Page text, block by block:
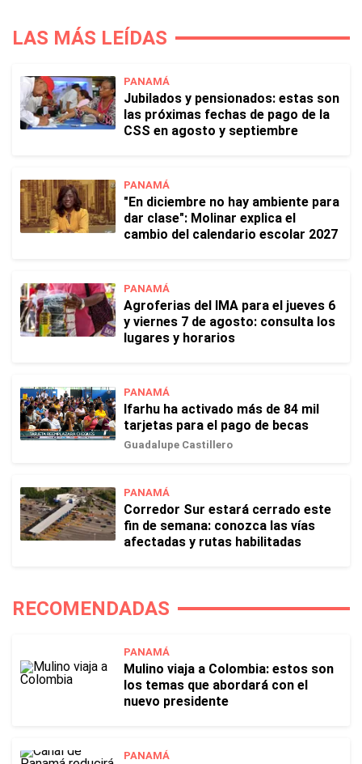
LAS MÁS LEÍDAS
PANAMÁ
Jubilados y pensionados: estas son
las próximas fechas de pago de la
CSS en agosto y septiembre
PANAMÁ
"En diciembre no hay ambiente para
dar clase": Molinar explica el
cambio del calendario escolar 2027
PANAMÁ
Agroferias del IMA para el jueves 6
y viernes 7 de agosto: consulta los
lugares y horarios
PANAMÁ
Ifarhu ha activado más de 84 mil
tarjetas para el pago de becas
Guadalupe Castillero
PANAMÁ
Corredor Sur estará cerrado este
fin de semana: conozca las vías
afectadas y rutas habilitadas
RECOMENDADAS
PANAMÁ
Mulino viaja a Colombia: estos son
los temas que abordará con el
nuevo presidente
PANAMÁ